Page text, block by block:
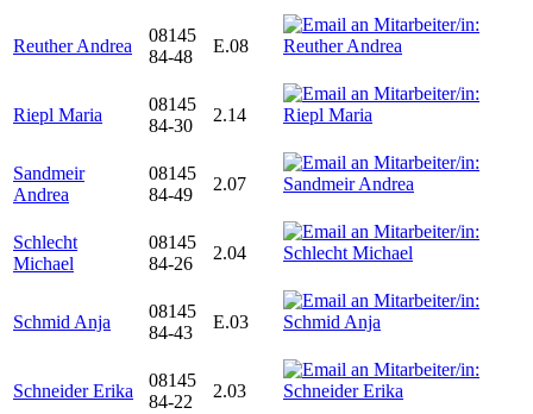
Reuther Andrea
08145
84-48
E.08
Riepl Maria
08145
84-30
2.14
Sandmeir
Andrea
08145
84-49
2.07
Schlecht
Michael
08145
84-26
2.04
Schmid Anja
08145
84-43
E.03
Schneider Erika
08145
84-22
2.03